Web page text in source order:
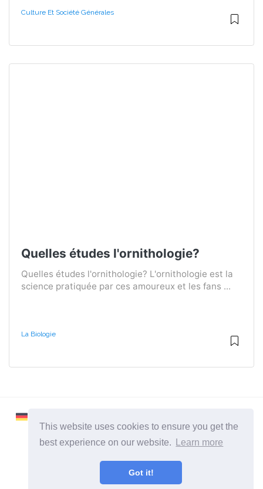
This website uses cookies to ensure you get the
best experience on our website.
Learn more
Got it!
Culture Et Société Générales
Quelles études l'ornithologie?
Quelles études l'ornithologie? L'ornithologie est la
science pratiquée par ces amoureux et les fans ...
La Biologie
2026 ©Learnaboutworld
Toutes catégories